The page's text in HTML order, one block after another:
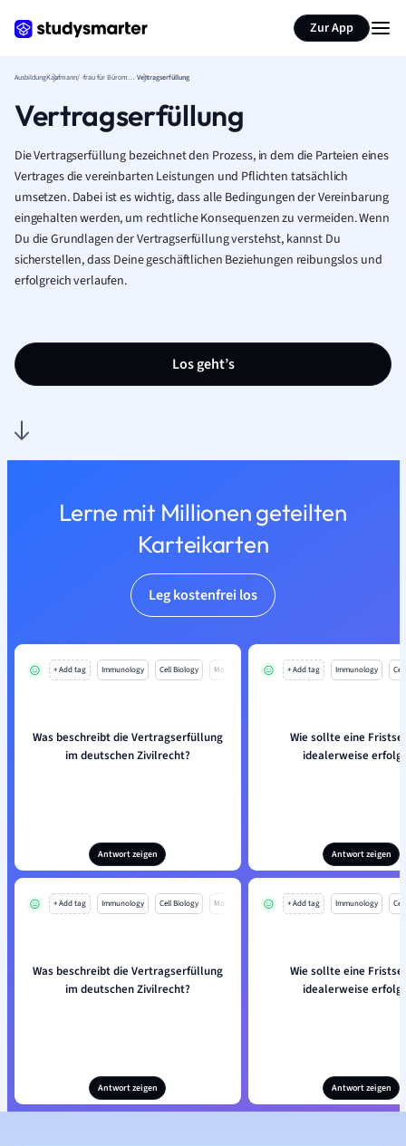
Zur App
Ausbildung Kaufmann/ -frau für Büromanagement Vertragserfüllung
Vertragserfüllung
Die Vertragserfüllung bezeichnet den Prozess, in dem die Parteien eines
Vertrages die vereinbarten Leistungen und Pflichten tatsächlich
umsetzen. Dabei ist es wichtig, dass alle Bedingungen der Vereinbarung
eingehalten werden, um rechtliche Konsequenzen zu vermeiden. Wenn
Du die Grundlagen der Vertragserfüllung verstehst, kannst Du
sicherstellen, dass Deine geschäftlichen Beziehungen reibungslos und
erfolgreich verlaufen.
Los geht’s
Lerne mit Millionen geteilten
Karteikarten
Leg kostenfrei los
+ Add tag Immunology Cell Biology Mo
Was beschreibt die Vertragserfüllung
im deutschen Zivilrecht?
Antwort zeigen
+ Add tag Immunology
Wie sollte eine
idealerweise
Antwort zeigen
+ Add tag Immunology Cell Biology Mo
Was beschreibt die Vertragserfüllung
im deutschen Zivilrecht?
Antwort zeigen
+ Add tag Immunology
Wie sollte eine
idealerweise
Antwort zeigen